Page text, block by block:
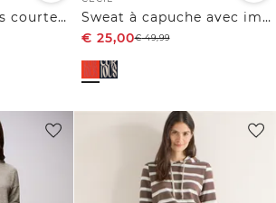
T-shirt à manches courtes avec capuche et détails côtelés
Sweat à capuche avec imprimé
€ 25,00€49,99